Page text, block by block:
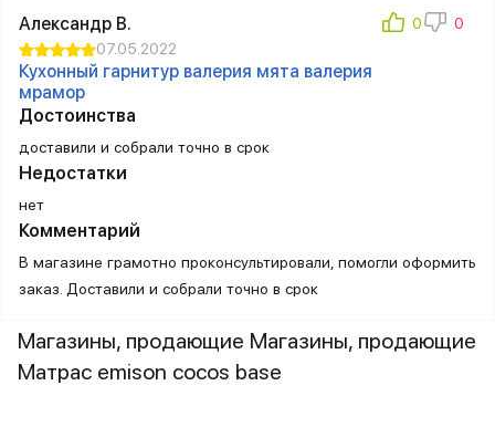
Александр В.
07.05.2022
Кухонный гарнитур валерия мята валерия
мрамор
Достоинства
доставили и собрали точно в срок
Недостатки
нет
Комментарий
В магазине грамотно проконсультировали, помогли оформить
заказ. Доставили и собрали точно в срок
Магазины, продающие Магазины, продающие
Матрас emison cocos base